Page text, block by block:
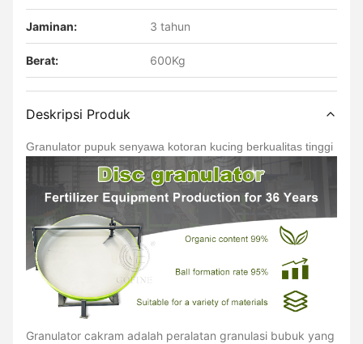
Jaminan: 3 tahun
Berat: 600Kg
Deskripsi Produk
Granulator pupuk senyawa kotoran kucing berkualitas tinggi
Granulator cakram adalah peralatan granulasi bubuk yang